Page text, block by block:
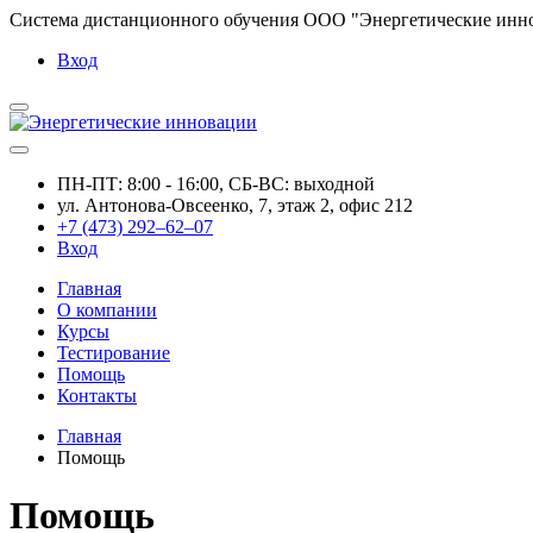
Система дистанционного обучения ООО "Энергетические
Вход
ПН-ПТ: 8:00 - 16:00, СБ-ВС: выходной
ул. Антонова-Овсеенко, 7, этаж 2, офис 212
+7 (473) 292–62–07
Вход
Главная
О компании
Курсы
Тестирование
Помощь
Контакты
Главная
Помощь
Помощь